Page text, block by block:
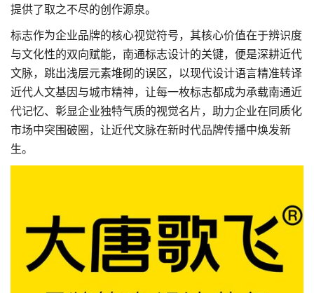
提供了取之不尽的创作源泉。
标志作为企业品牌的核心视觉符号，其核心价值在于辨识度
与文化性的双向赋能，南通标志设计的关键，便是深耕近代
文脉，跳出浅层元素堆砌的误区，以现代设计语言精准转译
近代人文基因与城市精神，让每一枚标志都成为承载南通近
代记忆、彰显企业独特气质的视觉名片，助力企业在同质化
市场中突围破圈，让近代文脉在新时代品牌传播中焕发新
生。